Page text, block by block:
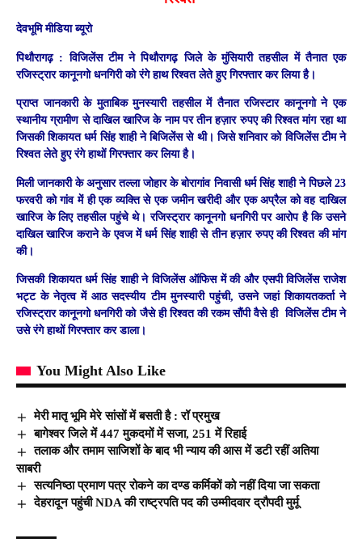
देवभूमि मीडिया ब्यूरो
पिथौरागढ़ : विजिलेंस टीम ने पिथौरागढ़ जिले के मुंसियारी तहसील में तैनात एक
रजिस्ट्रार कानूनगो धनगिरी को रंगे हाथ रिश्वत लेते हुए गिरफ्तार कर लिया है।
प्राप्त जानकारी के मुताबिक मुनस्यारी तहसील में तैनात रजिस्टार कानूनगो ने एक
स्थानीय ग्रामीण से दाखिल खारिज के नाम पर तीन हज़ार रुपए की रिश्वत मांग रहा था
जिसकी शिकायत धर्म सिंह शाही ने बिजिलेंस से थी। जिसे शनिवार को विजिलेंस टीम ने
रिश्वत लेते हुए रंगे हाथों गिरफ्तार कर लिया है।
मिली जानकारी के अनुसार तल्ला जोहार के बोरागांव निवासी धर्म सिंह शाही ने पिछले 23
फरवरी को गांव में ही एक व्यक्ति से एक जमीन खरीदी और एक अप्रैल को वह दाखिल
खारिज के लिए तहसील पहुंचे थे। रजिस्ट्रार कानूनगो धनगिरी पर आरोप है कि उसने
दाखिल खारिज कराने के एवज में धर्म सिंह शाही से तीन हज़ार रुपए की रिश्वत की मांग
की।
जिसकी शिकायत धर्म सिंह शाही ने विजिलेंस ऑफिस में की और एसपी विजिलेंस राजेश
भट्ट के नेतृत्व में आठ सदस्यीय टीम मुनस्यारी पहुंची, उसने जहां शिकायतकर्ता ने
रजिस्ट्रार कानूनगो धनगिरी को जैसे ही रिश्वत की रकम सौंपी वैसे ही विजिलेंस टीम ने
उसे रंगे हाथों गिरफ्तार कर डाला।
You Might Also Like
मेरी मातृ भूमि मेरे सांसों में बसती है : रॉ प्रमुख
बागेश्वर जिले में 447 मुकदमों में सजा, 251 में रिहाई
तलाक और तमाम साजिशों के बाद भी न्याय की आस में डटी रहीं अतिया
साबरी
सत्यनिष्ठा प्रमाण पत्र रोकने का दण्ड कर्मिकों को नहीं दिया जा सकता
देहरादून पहुंची NDA की राष्ट्रपति पद की उम्मीदवार द्रौपदी मुर्मू